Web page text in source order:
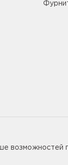
возможностей